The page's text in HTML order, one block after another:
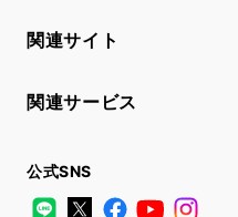
関連サイト
関連サービス
公式SNS
LINE
X FacebookYouTube